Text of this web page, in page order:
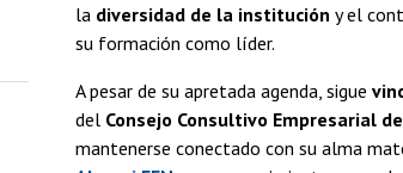
la diversidad de la institución y el
su formación como líder.
A pesar de su apretada agenda, sigue
del Consejo Consultivo Empresarial
mantenerse conectado con su alma